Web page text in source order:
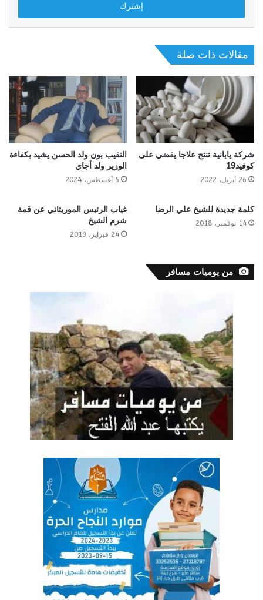
مقالات ذات صلة
شركة يابانية تنتج علاجا يقضي على
كوفيد19
26 أبريل، 2022
النقيب بون ولد الحسن يشيد بكفاءة
الوزير ولد أجاي
5 أغسطس، 2024
كلمة جديدة للشيخ علي الرضا
14 نوفمبر، 2018
غياب الرئيس الموريتاني عن قمة
شرم الشيخ
24 فبراير، 2019
من يوميات مسافر